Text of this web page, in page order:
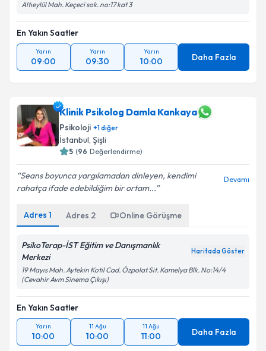
Altıeylül Mah. Keçeci sok. no:17 kat 3
En Yakın Saatler
Yarın
09:00
Yarın
09:30
Yarın
10:00 Daha Fazla
Klinik Psikolog Damla Kankaya
Psikoloji +1diğer
İstanbul, Şişli
5 (96 Değerlendirme)
Seans boyunca yargılamadan dinleyen, kendimi
rahatça ifade edebildiğim bir ortam...
Devamı
Adres 1 Adres 2 Online Görüşme
PsikoTerap-İST Eğitim ve Danışmanlık
Merkezi
Haritada Göster
19 Mayıs Mah. Aytekin Kotil Cad. Özpolat Sit. Kamelya Blk. No:14/4
(Cevahir Avm Sinema Çıkışı)
En Yakın Saatler
Yarın
10:00
11 Ağu
10:00
11 Ağu
11:00 Daha Fazla